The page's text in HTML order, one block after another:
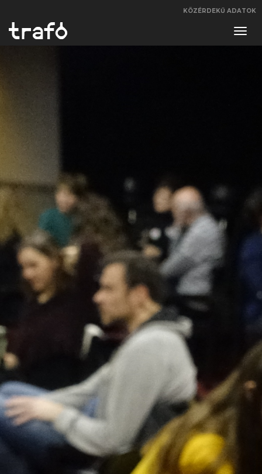
KÖZÉRDEKŰ ADATOK